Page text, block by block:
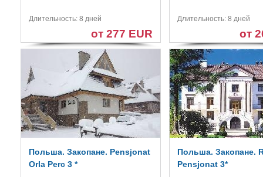
Длительность: 8 дней
от 277 EUR
Длительность: 8 дней
от
Польша. Закопане. Pensjonat
Orla Perc 3 *
Польша. Закопане.
Pensjonat 3*